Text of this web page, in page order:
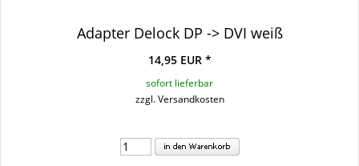
Adapter Delock DP -> DVI weiß
14,95 EUR *
sofort lieferbar
zzgl. Versandkosten